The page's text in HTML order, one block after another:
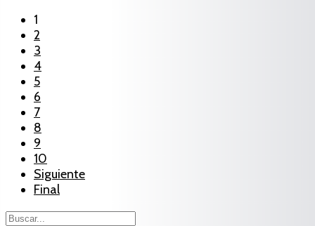
1
2
3
4
5
6
7
8
9
10
Siguiente
Final